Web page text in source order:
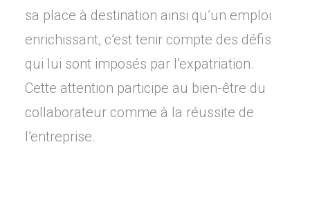
sa place à destination ainsi qu’un emploi
enrichissant, c’est tenir compte des défis
qui lui sont imposés par l’expatriation.
Cette attention participe au bien-être du
collaborateur comme à la réussite de
l’entreprise.